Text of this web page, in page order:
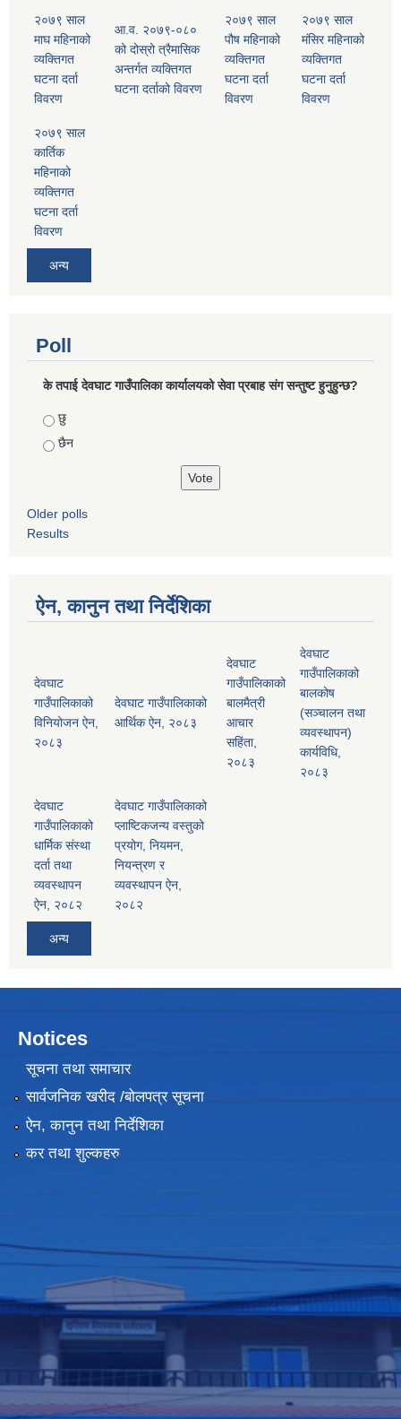
२०७९ साल
माघ महिनाको
व्यक्तिगत
घटना दर्ता
विवरण
आ.व. २०७९-०८०
को दोस्रो त्रैमासिक
अन्तर्गत व्यक्तिगत
घटना दर्ताको विवरण
२०७९ साल
पौष महिनाको
व्यक्तिगत
घटना दर्ता
विवरण
२०७९ साल
मंसिर महिनाको
व्यक्तिगत
घटना दर्ता
विवरण
२०७९ साल
कार्तिक
महिनाको
व्यक्तिगत
घटना दर्ता
विवरण
अन्य
Poll
के तपाई देवघाट गाउँपालिका कार्यालयको सेवा प्रबाह संग सन्तुष्ट हुनुहुन्छ?
Choices
छु
छैन
Older polls
Results
ऐन, कानुन तथा निर्देशिका
देवघाट
गाउँपालिकाको
विनियोजन ऐन,
२०८३
देवघाट गाउँपालिकाको
आर्थिक ऐन, २०८३
देवघाट
गाउँपालिकाको
बालमैत्री
आचार
सहिंता,
२०८३
देवघाट
गाउँपालिकाको
बालकोष
(सञ्चालन तथा
व्यवस्थापन)
कार्यविधि,
२०८३
देवघाट
गाउँपालिकाको
धार्मिक संस्था
दर्ता तथा
व्यवस्थापन
ऐन, २०८२
देवघाट गाउँपालिकाको
प्लाष्टिकजन्य वस्तुको
प्रयोग, नियमन,
नियन्त्रण र
व्यवस्थापन ऐन,
२०८२
अन्य
Notices
सूचना तथा समाचार
सार्वजनिक खरीद /बोलपत्र सूचना
ऐन, कानुन तथा निर्देशिका
कर तथा शुल्कहरु